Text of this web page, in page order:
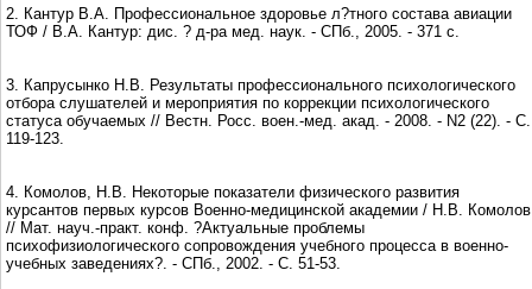
2. Кантур В.А. Профессиональное здоровье л?тного состава авиации
ТОФ / В.А. Кантур: дис. ? д-ра мед. наук. - СПб., 2005. - 371 с.
3. Капрусынко Н.В. Результаты профессионального психологического
отбора слушателей и мероприятия по коррекции психологического
статуса обучаемых // Вестн. Росс. воен.-мед. акад. - 2008. - N2 (22). - С.
119-123.
4. Комолов, Н.В. Некоторые показатели физического развития
курсантов первых курсов Военно-медицинской академии / Н.В. Комолов
// Мат. науч.-практ. конф. ?Актуальные проблемы
психофизиологического сопровождения учебного процесса в военно-
учебных заведениях?. - СПб., 2002. - С. 51-53.